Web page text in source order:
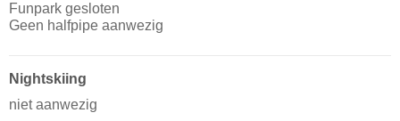
Funpark gesloten
Geen halfpipe aanwezig
Nightskiing
niet aanwezig